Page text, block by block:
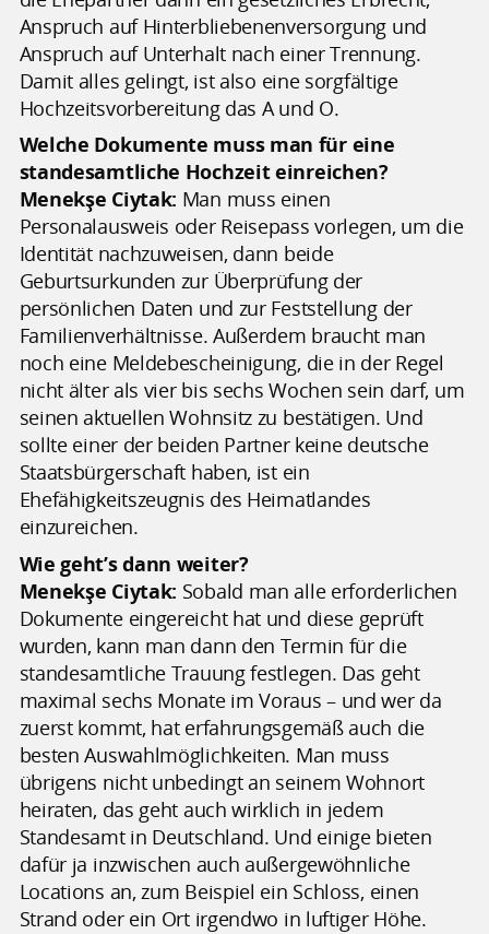
Anspruch auf Hinterbliebenenversorgung und
Anspruch auf Unterhalt nach einer Trennung.
Damit alles gelingt, ist also eine sorgfältige
Hochzeitsvorbereitung das A und O.
Welche Dokumente muss man für eine
standesamtliche Hochzeit einreichen?
Menekşe Ciytak: Man muss einen
Personalausweis oder Reisepass vorlegen, um die
Identität nachzuweisen, dann beide
Geburtsurkunden zur Überprüfung der
persönlichen Daten und zur Feststellung der
Familienverhältnisse. Außerdem braucht man
noch eine Meldebescheinigung, die in der Regel
nicht älter als vier bis sechs Wochen sein darf, um
seinen aktuellen Wohnsitz zu bestätigen. Und
sollte einer der beiden Partner keine deutsche
Staatsbürgerschaft haben, ist ein
Ehefähigkeitszeugnis des Heimatlandes
einzureichen.
Wie geht’s dann weiter?
Menekşe Ciytak: Sobald man alle erforderlichen
Dokumente eingereicht hat und diese geprüft
wurden, kann man dann den Termin für die
standesamtliche Trauung festlegen. Das geht
maximal sechs Monate im Voraus – und wer da
zuerst kommt, hat erfahrungsgemäß auch die
besten Auswahlmöglichkeiten. Man muss
übrigens nicht unbedingt an seinem Wohnort
heiraten, das geht auch wirklich in jedem
Standesamt in Deutschland. Und einige bieten
dafür ja inzwischen auch außergewöhnliche
Locations an, zum Beispiel ein Schloss, einen
Strand oder ein Ort irgendwo in luftiger Höhe.